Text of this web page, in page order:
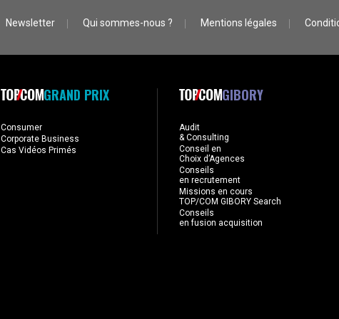
Newsletter Qui sommes-nous ? Mentions légales
GRAND PRIX
Consumer
Corporate Business
Cas Vidéos Primés
GIBORY
Audit
& Consulting
Conseil en
Choix d’Agences
Conseils
en recrutement
Missions en cours
TOP/COM GIBORY Search
Conseils
en fusion acquisition